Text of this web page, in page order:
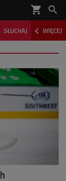
shopping_cart 
SŁUCHAJ  WIĘCEJ
